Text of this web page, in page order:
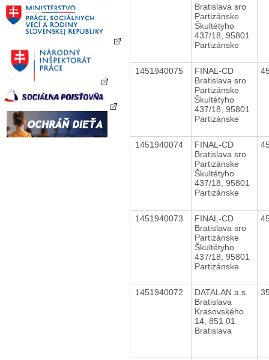
Bratislava sro
Partizánske
Škultétyho
437/18, 95801
Partizánske
1451940075
FINAL-CD
Bratislava sro
Partizánske
Škultétyho
437/18, 95801
Partizánske
1451940074
FINAL-CD
Bratislava sro
Partizánske
Škultétyho
437/18, 95801
Partizánske
1451940073
FINAL-CD
Bratislava sro
Partizánske
Škultétyho
437/18, 95801
Partizánske
1451940072
DATALAN a.s.
Bratislava
Krasovského
14, 851 01
Bratislava